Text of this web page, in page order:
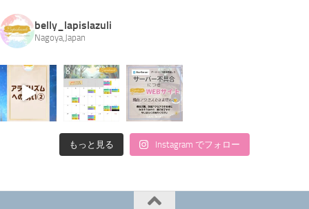
belly_lapislazuli
Nagoya,Japan
もっと見る Instagram でフォロー